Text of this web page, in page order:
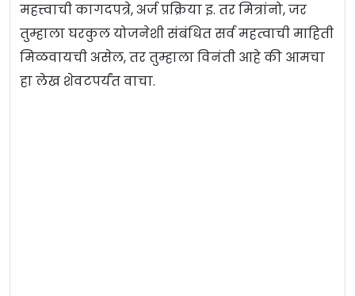
महत्त्वाची कागदपत्रे, अर्ज प्रक्रिया इ. तर मित्रांनो, जर
तुम्हाला घरकुल योजनेशी संबंधित सर्व महत्वाची माहिती
मिळवायची असेल, तर तुम्हाला विनंती आहे की आमचा
हा लेख शेवटपर्यंत वाचा.